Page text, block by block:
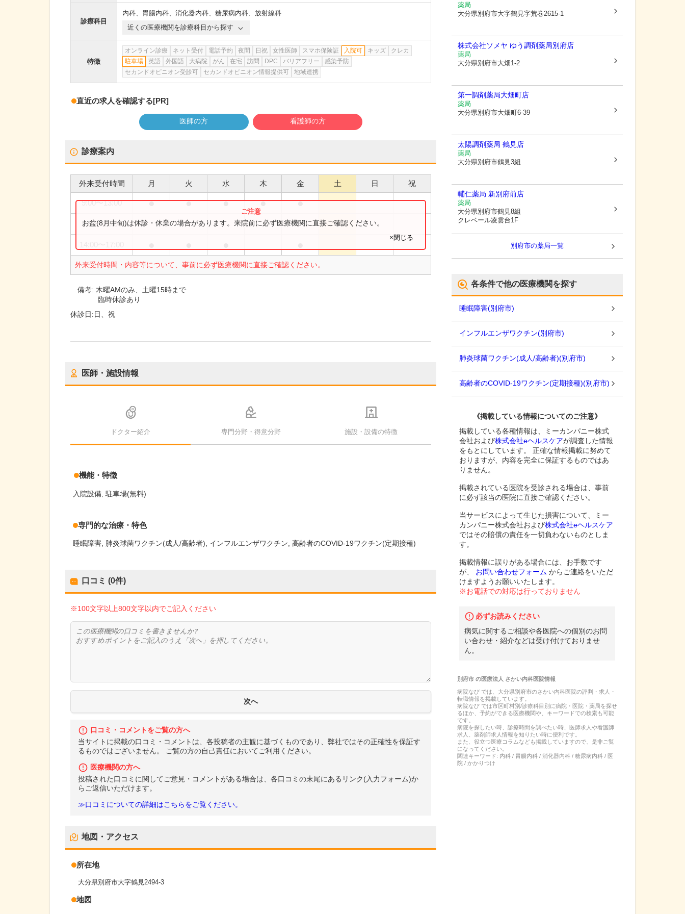
診療科目
内科、 胃腸内科、 消化器内科、 糖尿病内科、 放射線科
近くの医療機関を診療科目から探す
特徴
オンライン診療 ネット受付 電話予約 夜間 日祝 女性医師 スマホ保険証 入院可 キッズ
クレカ
駐車場
英語 外国語 大病院 がん 在宅 訪問 DPC バリアフリー
感染予防
セカンドオピニオン受診可
セカンドオピニオン情報提供可 地域連携
直近の求人を確認する[PR]
医師の方 看護師の方
診療案内
外来受付時間 月 火 水 木 金 土 日 祝
9:00〜13:00 ● ● ● ● ●
9:00〜15:00 ●
外来受付時間・内容等について、事前に必ず医療機関に直接ご確認ください。
お盆(8月中旬)は休診・休業の場合があります。来院前に必ず医療機関に直接ご確認ください。
×閉じる
備考: 木曜AMのみ、土曜15時まで
臨時休診あり
休診日:日、祝
医師・施設情報
ドクター紹介 専門分野・得意分野 施設・設備の特徴
機能・特徴
入院設備 駐車場(無料)
専門的な治療・特色
睡眠障害 肺炎球菌ワクチン(成人/高齢者) インフルエンザワクチン 高齢者のCOVID-19ワクチン(定期接種)
口コミ (0件)
※100文字以上800文字以内でご記入ください
口コミ・コメントをご覧の方へ
当サイトに掲載の口コミ・コメントは、各投稿者の主観に基づくものであり、弊社ではその正確性を保証す
るものではございません。 ご覧の方の自己責任においてご利用ください。
医療機関の方へ
投稿された口コミに関してご意見・コメントがある場合は、各口コミの末尾にあるリンク(入力フォーム)か
らご返信いただけます。
≫口コミについての詳細はこちらをご覧ください。
地図・アクセス
所在地
大分県別府市大字鶴見2494-3
地図
薬局
大分県別府市大字鶴見字荒巻2615-1
株式会社ソメヤ ゆう調剤薬局別府店
薬局
大分県別府市大畑1-2
第一調剤薬局大畑町店
薬局
大分県別府市大畑町6-39
太陽調剤薬局 鶴見店
薬局
大分県別府市鶴見3組
輔仁薬局 新別府前店
薬局
大分県別府市鶴見8組
クレベール凌雲台1F
別府市の薬局一覧
各条件で他の医療機関を探す
睡眠障害(別府市)
インフルエンザワクチン(別府市)
肺炎球菌ワクチン(成人/高齢者)(別府市)
高齢者のCOVID-19ワクチン(定期接種)(別府市)
《掲載している情報についてのご注意》
掲載している各種情報は、ミーカンパニー株式
会社および株式会社eヘルスケアが調査した情報
をもとにしています。 正確な情報掲載に努めて
おりますが、内容を完全に保証するものではあ
りません。
掲載されている医院を受診される場合は、事前
に必ず該当の医院に直接ご確認ください。
当サービスによって生じた損害について、ミー
カンパニー株式会社および株式会社eヘルスケア
ではその賠償の責任を一切負わないものとしま
す。
掲載情報に誤りがある場合には、お手数です
が、
お問い合わせフォーム からご連絡をいただ
けますようお願いいたします。
※お電話での対応は行っておりません
必ずお読みください
病気に関するご相談や各医院への個別のお問
い合わせ・紹介などは受け付けておりませ
ん。
別府市の医療法人 さかい内科医院情報
病院なび では、 大分県別府市のさかい内科医院の評判・求人・
転職情報を掲載しています。
病院なび では市区町村別/診療科目別に病院・医院・薬局を探せ
るほか、予約ができる医療機関や、キーワードでの検索も可能
です。
病院を探したい時、診療時間を調べたい時、医師求人や看護師
求人、薬剤師求人情報を知りたい時に便利です。
また、役立つ医療コラムなども掲載していますので、是非ご覧
になってください。
関連キーワード: 内科 / 胃腸内科 / 消化器内科 / 糖尿病内科 / 医
院 / かかりつけ